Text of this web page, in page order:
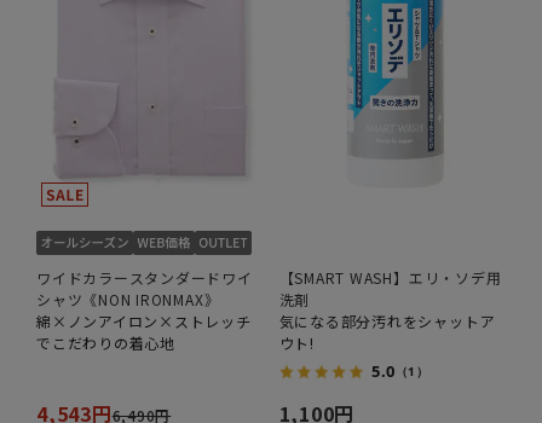
ワイドカラースタンダードワイ
シャツ《NON IRONMAX》
綿×ノンアイロン×ストレッチ
でこだわりの着心地
4,543円6,490円
【SMART WASH】エリ・ソデ用
洗剤
気になる部分汚れをシャットア
ウト!
5.0 （1）
1,100円